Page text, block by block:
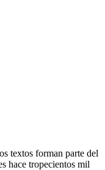
textos forman parte del
hace tropecientos mil